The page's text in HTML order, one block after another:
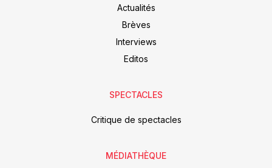
Actualités
Brèves
Interviews
Editos
SPECTACLES
Critique de spectacles
MÉDIATHÈQUE